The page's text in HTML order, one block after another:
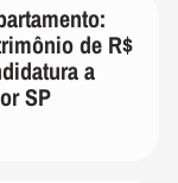
de R$
a
SP